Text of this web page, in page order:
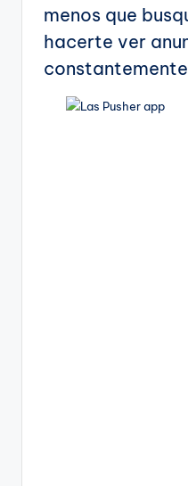
menos que
hacerte ver